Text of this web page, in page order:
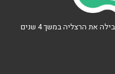
אתר מדלן קבע ומצא: OK תיווך ושיווק נדל״ן מובילה את הרצליה במשך 4 שנים